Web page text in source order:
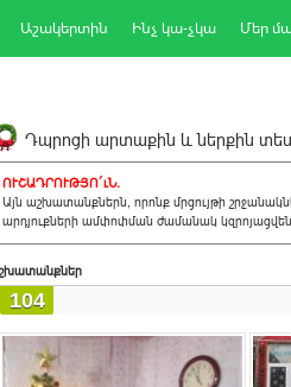
Աշակերտին Ինչ կա-չկա Մեր
Դպրոցի արտաքին և ներքին
ՈՒՇԱԴՐՈՒԹՅՈ´ւՆ.
Այն աշխատանքներն, որոնք մրցույթի
արդյուքների ամփոփման ժամանակ
104